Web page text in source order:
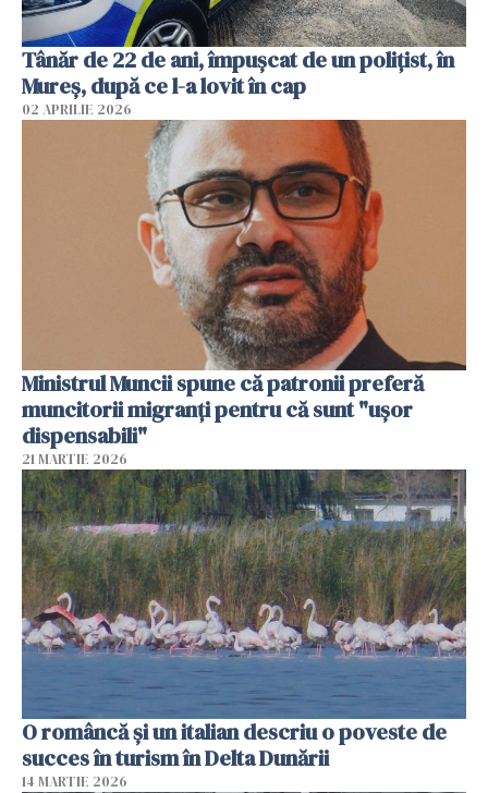
Tânăr de 22 de ani, împușcat de un polițist, în
Mureș, după ce l-a lovit în cap
02 APRILIE 2026
Ministrul Muncii spune că patronii preferă
muncitorii migranți pentru că sunt "uşor
dispensabili"
21 MARTIE 2026
O româncă și un italian descriu o poveste de
succes în turism în Delta Dunării
14 MARTIE 2026